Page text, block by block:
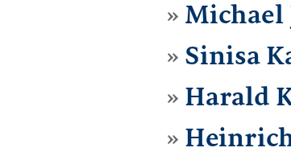
Michael
Sinisa
Harald